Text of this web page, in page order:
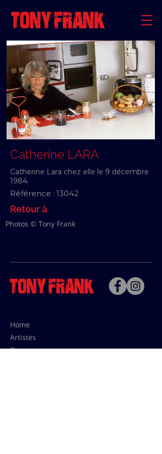
Catherine LARA
Catherine Lara chez elle le 9 décembre
1984.
Référence : 13042
Retour à
Photos © Tony Frank
Home
Artistes
Bio